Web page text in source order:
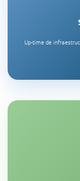
Up-time de